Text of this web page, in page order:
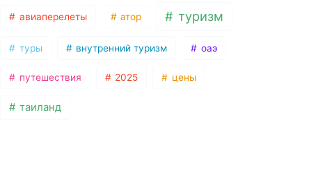
авиаперелеты атор туризм
туры внутренний туризм оаэ
путешествия 2025 цены
таиланд